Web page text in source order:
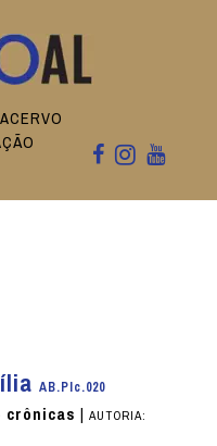
AB.PIc.020
| AUTORIA: